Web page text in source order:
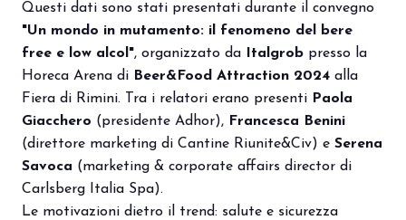
Questi dati sono stati presentati durante il convegno
"Un mondo in mutamento: il fenomeno del bere
free e low alcol", organizzato da Italgrob presso la
Horeca Arena di Beer&Food Attraction 2024 alla
Fiera di Rimini. Tra i relatori erano presenti Paola
Giacchero (presidente Adhor), Francesca Benini
(direttore marketing di Cantine Riunite&Civ) e Serena
Savoca (marketing & corporate affairs director di
Carlsberg Italia Spa).
Le motivazioni dietro il trend: salute e sicurezza